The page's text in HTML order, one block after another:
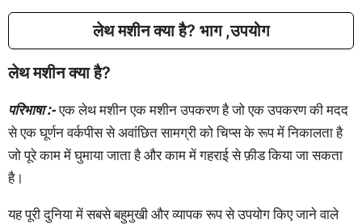
लेथ मशीन क्या है? भाग ,उपयोग
लेथ मशीन क्या है?
परिभाषा :-एक लेथ मशीन एक मशीन उपकरण है जो एक उपकरण की मदद
से एक घूर्णन वर्कपीस से अवांछित सामग्री को चिप्स के रूप में निकालता है
जो पूरे काम में घुमाया जाता है और काम में गहराई से फ़ीड किया जा सकता
है।
यह पूरी दुनिया में सबसे बहुमुखी और व्यापक रूप से उपयोग किए जाने वाले